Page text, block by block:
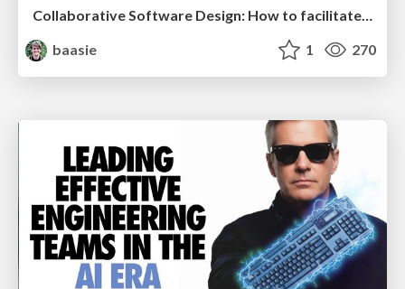
baasie
1 270